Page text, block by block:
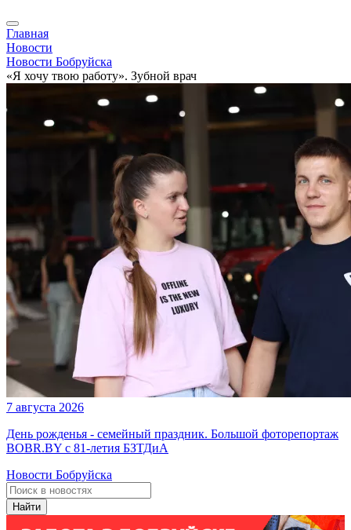
Главная
Новости
Новости Бобруйска
«Я хочу твою работу». Зубной врач
7 августа 2026
День рожденья - семейный праздник. Большой фоторепортаж
BOBR.BY с 81-летия БЗТДиА
Новости Бобруйска
Найти